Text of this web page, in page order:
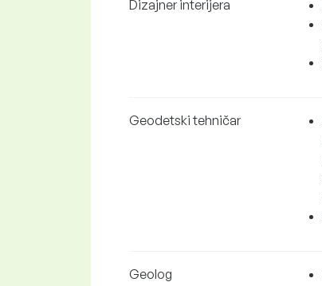
Dizajner interijera
Geodetski tehničar
Geolog